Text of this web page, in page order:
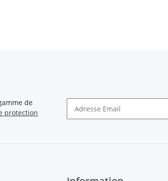
de
protection